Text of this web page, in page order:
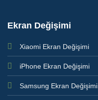
Ekran Değişimi
Xiaomi Ekran Değişimi
iPhone Ekran Değişimi
Samsung Ekran Değişimi